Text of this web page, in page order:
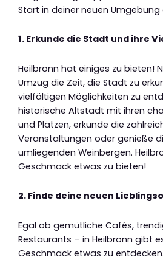
Start in deiner neuen
1. Erkunde die Stadt und ihre
Heilbronn hat einiges zu bieten!
Umzug die Zeit, die Stadt zu
vielfältigen Möglichkeiten zu
historische Altstadt mit ihren
und Plätzen, erkunde die
Veranstaltungen oder genieße
umliegenden Weinbergen.
Geschmack etwas zu bieten!
2. Finde deine neuen
Egal ob gemütliche Cafés,
Restaurants – in Heilbronn gibt
Geschmack etwas zu